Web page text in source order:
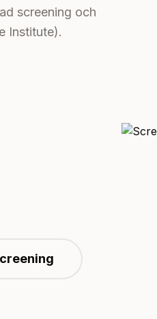
screening och
Institute).